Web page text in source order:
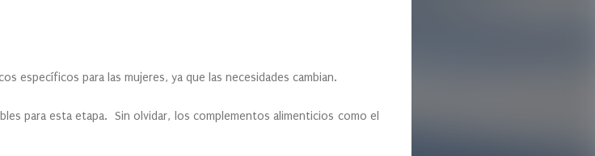
específicos para las mujeres, ya que las necesidades cambian.
para esta etapa. Sin olvidar, los complementos alimenticios como el